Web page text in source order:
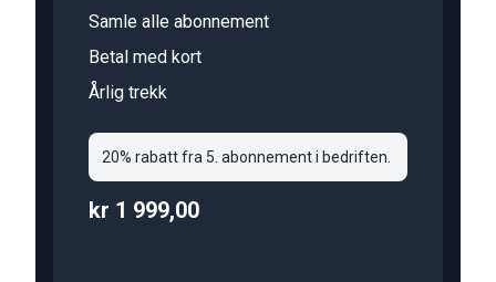
Samle alle abonnement
Betal med kort
Årlig trekk
20% rabatt fra 5. abonnement i bedriften.
kr 1 999,00